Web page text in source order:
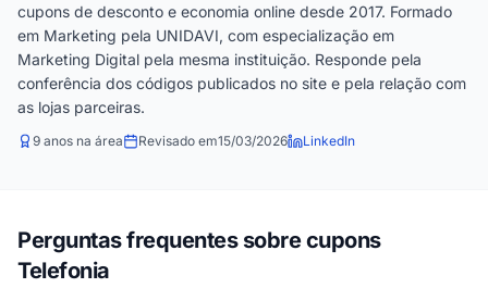
cupons de desconto e economia online desde 2017. Formado
em Marketing pela UNIDAVI, com especialização em
Marketing Digital pela mesma instituição. Responde pela
conferência dos códigos publicados no site e pela relação com
as lojas parceiras.
9 anos na área Revisado em15/03/2026 LinkedIn
Perguntas frequentes sobre cupons
Telefonia